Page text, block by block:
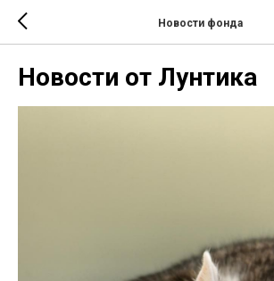
Новости фонда
Новости от Лунтика